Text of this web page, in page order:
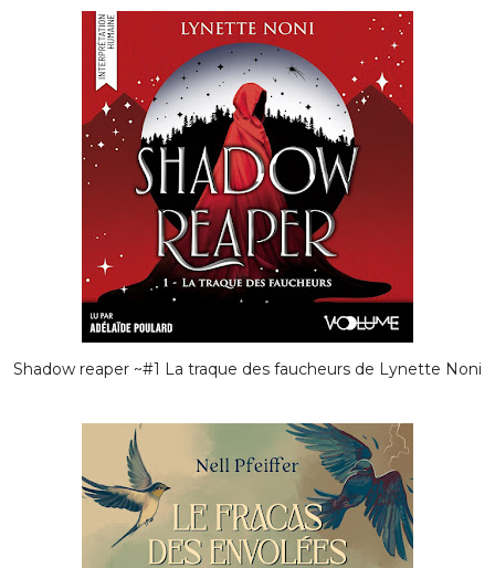
Shadow reaper ~#1 La traque des faucheurs de Lynette Noni